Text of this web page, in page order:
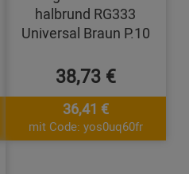
halbrund RG333
Universal Braun P.10
38,73 €
36,41 €
mit Code: yos0uq60fr